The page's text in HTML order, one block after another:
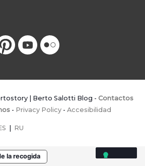
| Berto Salotti Blog - Contactos
- Privacy Policy- Accesibilidad
RU
la recogida